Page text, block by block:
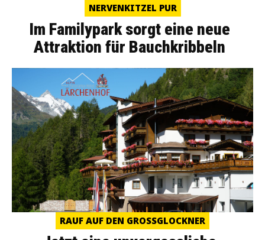
NERVENKITZEL PUR
Im Familypark sorgt eine neue
Attraktion für Bauchkribbeln
RAUF AUF DEN GROSSGLOCKNER